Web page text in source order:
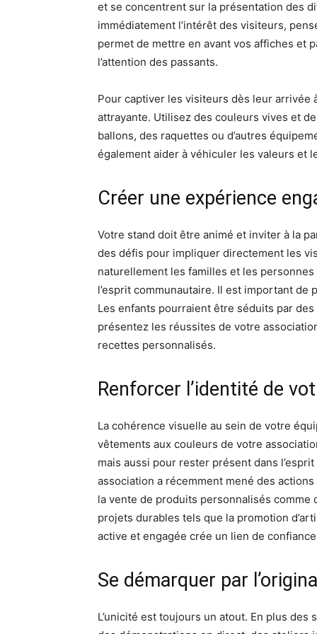
et se concentrent sur la présentation des
immédiatement l’intérêt des visiteurs,
permet de mettre en avant vos affiches et
l’attention des passants.
Pour captiver les visiteurs dès leur
attrayante. Utilisez des couleurs vives et
ballons, des raquettes ou d’autres
également aider à véhiculer les valeurs et
Créer une expérience
Votre stand doit être animé et inviter à la
des défis pour impliquer directement les
naturellement les familles et les
l’esprit communautaire. Il est important
Les enfants pourraient être séduits par
présentez les réussites de votre
recettes personnalisés.
Renforcer l’identité de
La cohérence visuelle au sein de votre
vêtements aux couleurs de votre
mais aussi pour rester présent dans
association a récemment mené des
la vente de produits personnalisés
projets durables tels que la promotion
active et engagée crée un lien de
Se démarquer par
L’unicité est toujours un atout. En plus